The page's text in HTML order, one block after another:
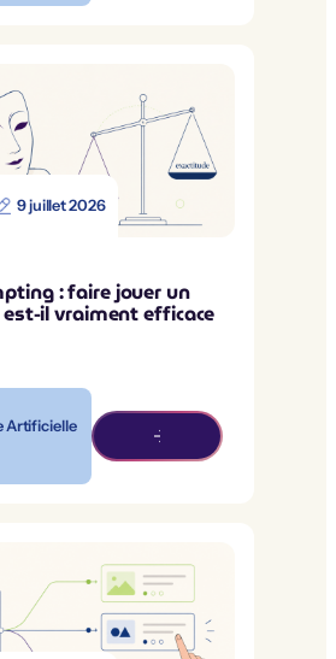
9 juillet 2026
: faire jouer un
est-il vraiment efficace
Artificielle